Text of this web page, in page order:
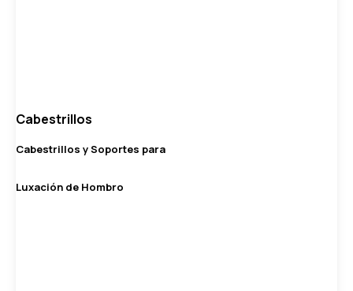
Cabestrillos
Cabestrillos y Soportes para
Luxación de Hombro